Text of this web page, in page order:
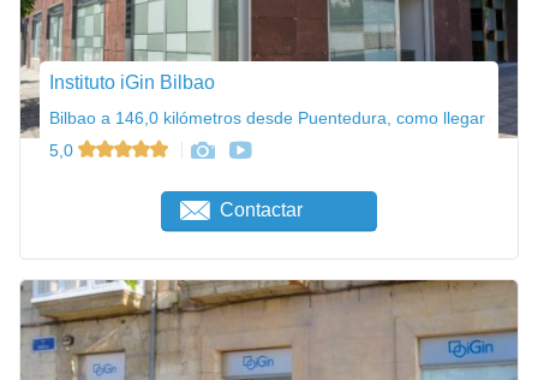
Instituto iGin Bilbao
Bilbao a 146,0 kilómetros desde Puentedura, como llegar
5,0
Contactar